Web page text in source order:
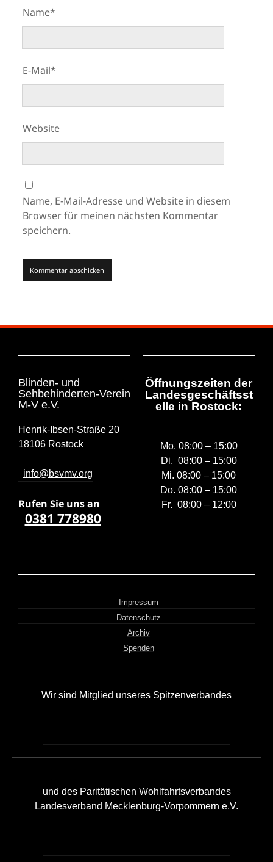
Name*
E-Mail*
Website
Name, E-Mail-Adresse und Website in diesem
Browser für meinen nächsten Kommentar
speichern.
Blinden- und
Sehbehinderten-Verein
M-V e.V.
Henrik-Ibsen-Straße 20
18106 Rostock
info@bsvmv.org
Rufen Sie uns an
0381 778980
Öffnungszeiten der
Landesgeschäftsst
elle in Rostock:
Mo. 08:00 – 15:00
Di. 08:00 – 15:00
Mi. 08:00 – 15:00
Do. 08:00 – 15:00
Fr. 08:00 – 12:00
Impressum
Datenschutz
Archiv
Spenden
Wir sind Mitglied unseres Spitzenverbandes
und des Paritätischen Wohlfahrtsverbandes
Landesverband Mecklenburg-Vorpommern e.V.